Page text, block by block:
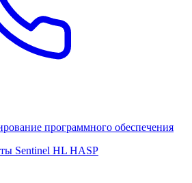
программного обеспечения
Sentinel HL HASP